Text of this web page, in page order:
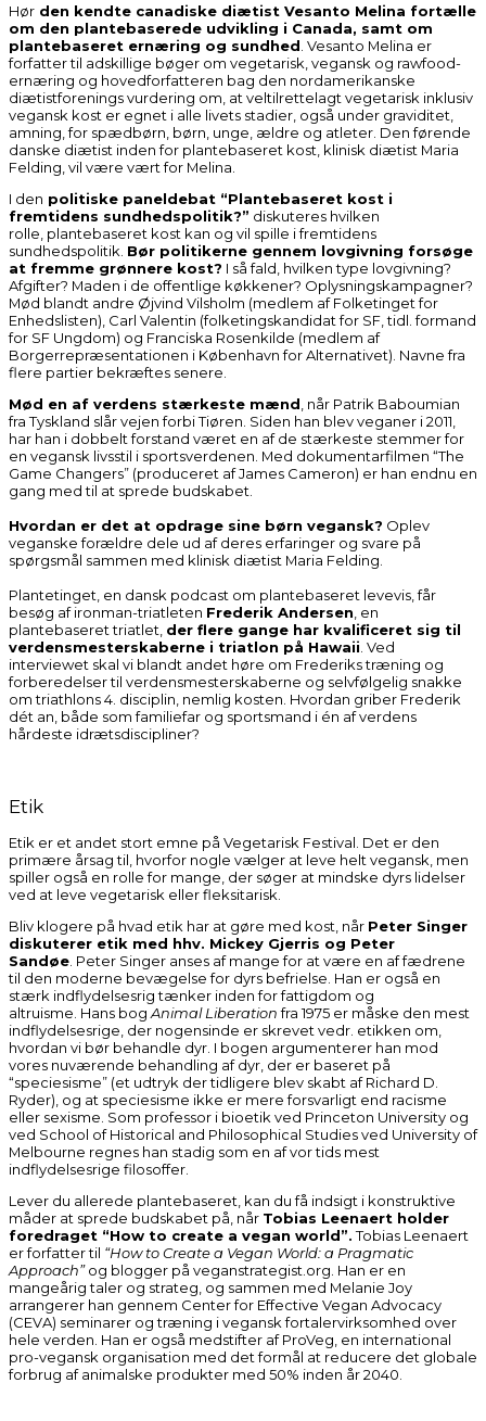
Hør den kendte canadiske diætist Vesanto Melina fortælle
om den plantebaserede udvikling i Canada, samt om
plantebaseret ernæring og sundhed . Vesanto Melina er
forfatter til adskillige bøger om vegetarisk, vegansk og rawfood-
ernæring og hovedforfatteren bag den nordamerikanske
diætistforenings vurdering om, at veltilrettelagt vegetarisk inklusiv
vegansk kost er egnet i alle livets stadier, også under graviditet,
amning, for spædbørn, børn, unge, ældre og atleter. Den førende
danske diætist inden for plantebaseret kost, klinisk diætist Maria
Felding, vil være vært for Melina.
I den politiske paneldebat “Plantebaseret kost i
fremtidens sundhedspolitik?” diskuteres hvilken
rolle, plantebaseret kost kan og vil spille i fremtidens
sundhedspolitik. Bør politikerne gennem lovgivning forsøge
at fremme grønnere kost? I så fald, hvilken type lovgivning?
Afgifter? Maden i de offentlige køkkener? Oplysningskampagner?
Mød blandt andre Øjvind Vilsholm (medlem af Folketinget for
Enhedslisten), Carl Valentin (folketingskandidat for SF, tidl. formand
for SF Ungdom) og Franciska Rosenkilde (medlem af
Borgerrepræsentationen i København for Alternativet). Navne fra
flere partier bekræftes senere.
Mød en af verdens stærkeste mænd , når Patrik Baboumian
fra Tyskland slår vejen forbi Tiøren. Siden han blev veganer i 2011,
har han i dobbelt forstand været en af de stærkeste stemmer for
en vegansk livsstil i sportsverdenen. Med dokumentarfilmen “The
Game Changers” (produceret af James Cameron) er han endnu en
gang med til at sprede budskabet.
Hvordan er det at opdrage sine børn vegansk? Oplev
veganske forældre dele ud af deres erfaringer og svare på
spørgsmål sammen med klinisk diætist Maria Felding.
Plantetinget, en dansk podcast om plantebaseret levevis, får
besøg af ironman-triatleten Frederik Andersen , en
plantebaseret triatlet, der flere gange har kvalificeret sig til
verdensmesterskaberne i triatlon på Hawaii . Ved
interviewet skal vi blandt andet høre om Frederiks træning og
forberedelser til verdensmesterskaberne og selvfølgelig snakke
om triathlons 4. disciplin, nemlig kosten. Hvordan griber Frederik
dét an, både som familiefar og sportsmand i én af verdens
hårdeste idrætsdiscipliner?
Etik
Etik er et andet stort emne på Vegetarisk Festival. Det er den
primære årsag til, hvorfor nogle vælger at leve helt vegansk, men
spiller også en rolle for mange, der søger at mindske dyrs lidelser
ved at leve vegetarisk eller fleksitarisk.
Bliv klogere på hvad etik har at gøre med kost, når Peter Singer
diskuterer etik med hhv. Mickey Gjerris og Peter
Sandøe Peter Singer anses af mange for at være en af ​​fædrene
til den moderne bevægelse for dyrs befrielse. Han er også en
stærk indflydelsesrig tænker inden for fattigdom og
altruisme. Hans bog Animal Liberationfra 1975 er måske den mest
indflydelsesrige, der nogensinde er skrevet vedr. etikken om,
hvordan vi bør behandle dyr. I bogen argumenterer han mod
vores nuværende behandling af dyr, der er baseret på
“speciesisme” (et udtryk der tidligere blev skabt af Richard D.
Ryder), og at speciesisme ikke er mere forsvarligt end racisme
eller sexisme. Som professor i bioetik ved Princeton University og
ved School of Historical and Philosophical Studies ved University of
Melbourne regnes han stadig som en af ​​vor tids mest
indflydelsesrige filosoffer.
Lever du allerede plantebaseret, kan du få indsigt i konstruktive
måder at sprede budskabet på, når Tobias Leenaert holder
foredraget “How to create a vegan world”. Tobias Leenaert
er forfatter til “How to Create a Vegan World: a Pragmatic
Approach”og blogger på veganstrategist.org. Han er en
mangeårig taler og strateg, og sammen med Melanie Joy
arrangerer han gennem Center for Effective Vegan Advocacy
(CEVA) seminarer og træning i vegansk fortalervirksomhed over
hele verden. Han er også medstifter af ProVeg, en international
pro-vegansk organisation med det formål at reducere det globale
forbrug af animalske produkter med 50% inden år 2040.